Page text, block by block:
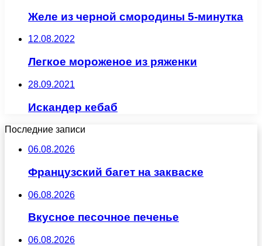
Желе из черной смородины 5-минутка
12.08.2022
Легкое мороженое из ряженки
28.09.2021
Искандер кебаб
Последние записи
06.08.2026
Французский багет на закваске
06.08.2026
Вкусное песочное печенье
06.08.2026